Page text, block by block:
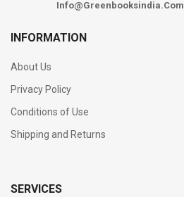
Info@Greenbooksindia.Com
INFORMATION
About Us
Privacy Policy
Conditions of Use
Shipping and Returns
SERVICES